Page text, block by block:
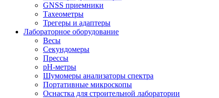
GNSS приемники
Тахеометры
Трегеры и адаптеры
Лабораторное оборудование
Весы
Секундомеры
Прессы
pH-метры
Шумомеры анализаторы спектра
Портативные микроскопы
Оснастка для строительной лаборатории